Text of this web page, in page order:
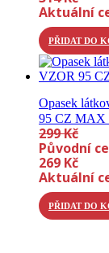
Aktuální
PŘIDAT DO
Opasek
95 CZ MAX
299Kč
Původní
269 Kč
Aktuální
PŘIDAT DO